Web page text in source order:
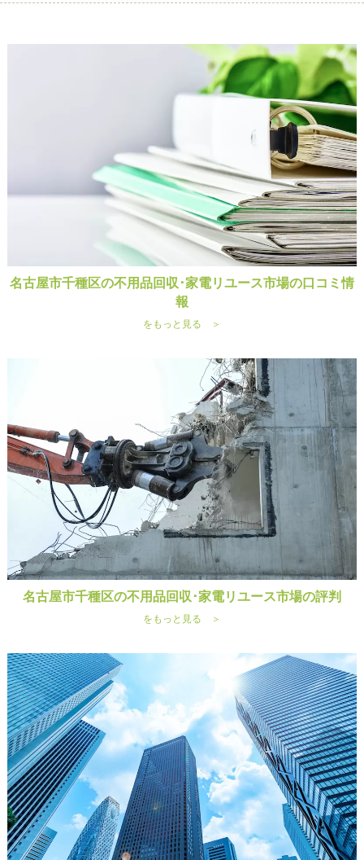
名古屋市千種区の不用品回収･家電リユース市場の口コミ情
報
をもっと見る ＞
名古屋市千種区の不用品回収･家電リユース市場の評判
をもっと見る ＞